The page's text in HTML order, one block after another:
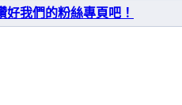
我們的粉絲專頁吧！